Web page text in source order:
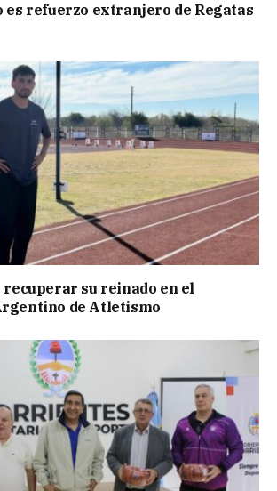
es refuerzo extranjero de Regatas
recuperar su reinado en el
de Atletismo